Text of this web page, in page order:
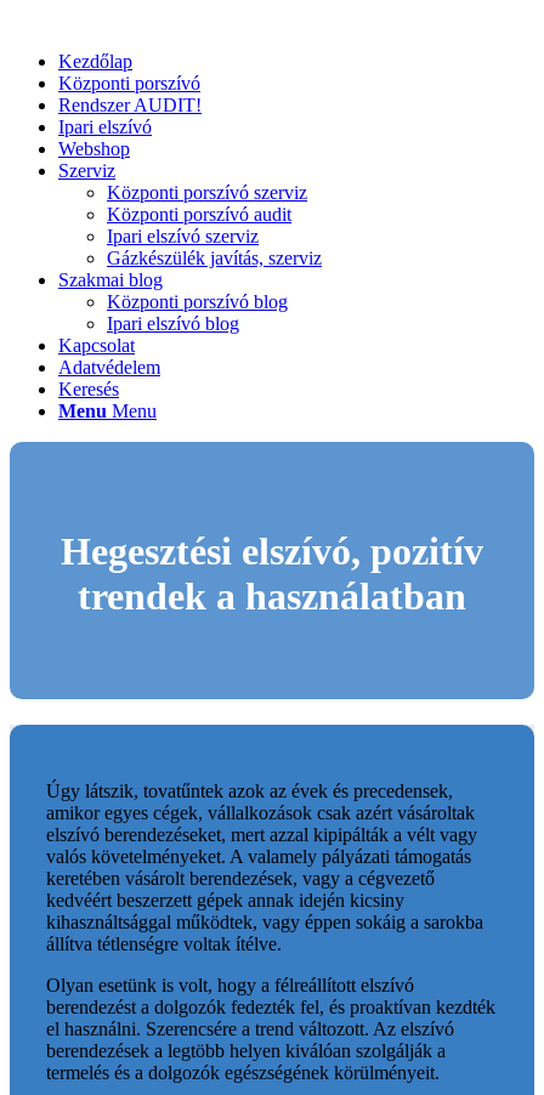
Kezdőlap
Központi porszívó
Rendszer AUDIT!
Ipari elszívó
Webshop
Szerviz
Központi porszívó szerviz
Központi porszívó audit
Ipari elszívó szerviz
Gázkészülék javítás, szerviz
Szakmai blog
Központi porszívó blog
Ipari elszívó blog
Kapcsolat
Adatvédelem
Keresés
Menu Menu
Hegesztési elszívó, pozitív
trendek a használatban
Úgy látszik, tovatűntek azok az évek és precedensek,
amikor egyes cégek, vállalkozások csak azért vásároltak
elszívó berendezéseket, mert azzal kipipálták a vélt vagy
valós követelményeket. A valamely pályázati támogatás
keretében vásárolt berendezések, vagy a cégvezető
kedvéért beszerzett gépek annak idején kicsiny
kihasználtsággal működtek, vagy éppen sokáig a sarokba
állítva tétlenségre voltak ítélve.
Olyan esetünk is volt, hogy a félreállított elszívó
berendezést a dolgozók fedezték fel, és proaktívan kezdték
el használni. Szerencsére a trend változott. Az elszívó
berendezések a legtöbb helyen kiválóan szolgálják a
termelés és a dolgozók egészségének körülményeit.